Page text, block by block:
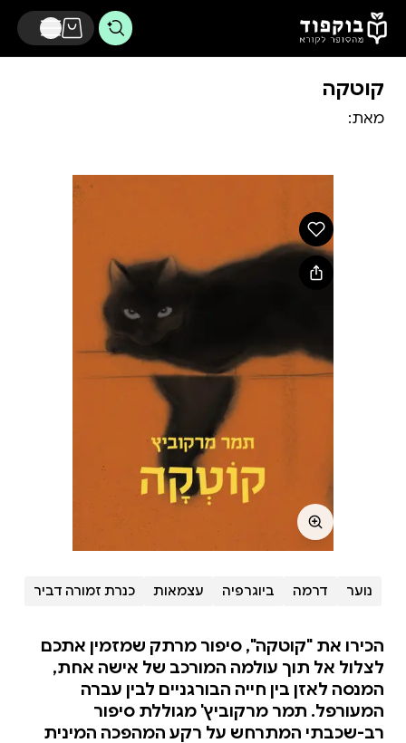
דלג לתוכן הראשי
קוטקה
מאת:
נוער דרמה ביוגרפיה עצמאות כנרת זמורה דביר
הכירו את "קוטקה", סיפור מרתק שמזמין אתכם
לצלול אל תוך עולמה המורכב של אישה אחת,
המנסה לאזן בין חייה הבורגניים לבין עברה
המעורפל. תמר מרקוביץ' מגוללת סיפור
רב-שכבתי המתרחש על רקע המהפכה המינית